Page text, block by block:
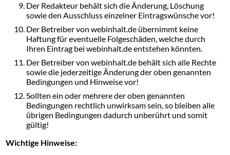
Der Redakteur behält sich die Änderung, Löschung
sowie den Ausschluss einzelner Eintragswünsche vor!
Der Betreiber von webinhalt.de übernimmt keine
Haftung für eventuelle Folgeschäden, welche durch
Ihren Eintrag bei webinhalt.de entstehen könnten.
Der Betreiber von webinhalt.de behält sich alle Rechte
sowie die jederzeitige Änderung der oben genannten
Bedingungen und Hinweise vor!
Sollten ein oder mehrere der oben genannten
Bedingungen rechtlich unwirksam sein, so bleiben alle
übrigen Bedingungen dadurch unberührt und somit
gültig!
Wichtige Hinweise: